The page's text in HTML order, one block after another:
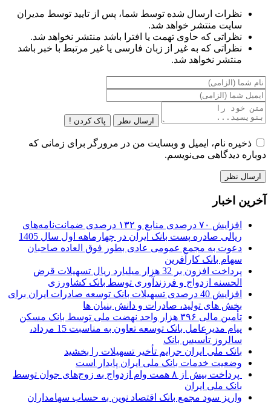
نظرات ارسال شده توسط شما، پس از تایید توسط مدیران
سایت منتشر خواهد شد.
نظراتی که حاوی تهمت یا افترا باشد منتشر نخواهد شد.
نظراتی که به غیر از زبان فارسی یا غیر مرتبط با خبر باشد
منتشر نخواهد شد.
ارسال نظر پاک کردن !
ذخیره نام، ایمیل و وبسایت من در مرورگر برای زمانی که
دوباره دیدگاهی می‌نویسم.
آخرین اخبار
افزایش ۷۰ درصدی منابع و ۱۳۲ درصدی ضمانت‌نامه‌های
ریالی صادره پست بانک ایران در چهارماهه اول سال 1405
دعوت به مجمع عمومی عادی بطور فوق العاده صاحبان
سهام بانک کارآفرین
پرداخت افزون بر 32 هزار میلیارد ریال تسهیلات قرض
الحسنه ازدواج و فرزندآوری توسط بانک کشاورزی
افزایش 40 درصدی تسهیلات بانک توسعه صادرات ایران برای
بخش های تولید، صادرات و دانش بنیان ها
تأمین مالی ۳۹۶ هزار واحد نهضت ملی توسط بانک مسکن
پیام مدیرعامل بانک توسعه تعاون به مناسبت 15 مرداد،
سالروز تأسیس بانک
بانک ملی ایران جرایم تأخیر تسهیلات را بخشید
وضعیت خدمات بانک ملی ایران پایدار است
پرداخت بیش از ۸ همت وام ازدواج به زوج‌های جوان توسط
بانک ملی ایران
واریز سود مجمع بانک اقتصاد نوین به حساب سهامداران